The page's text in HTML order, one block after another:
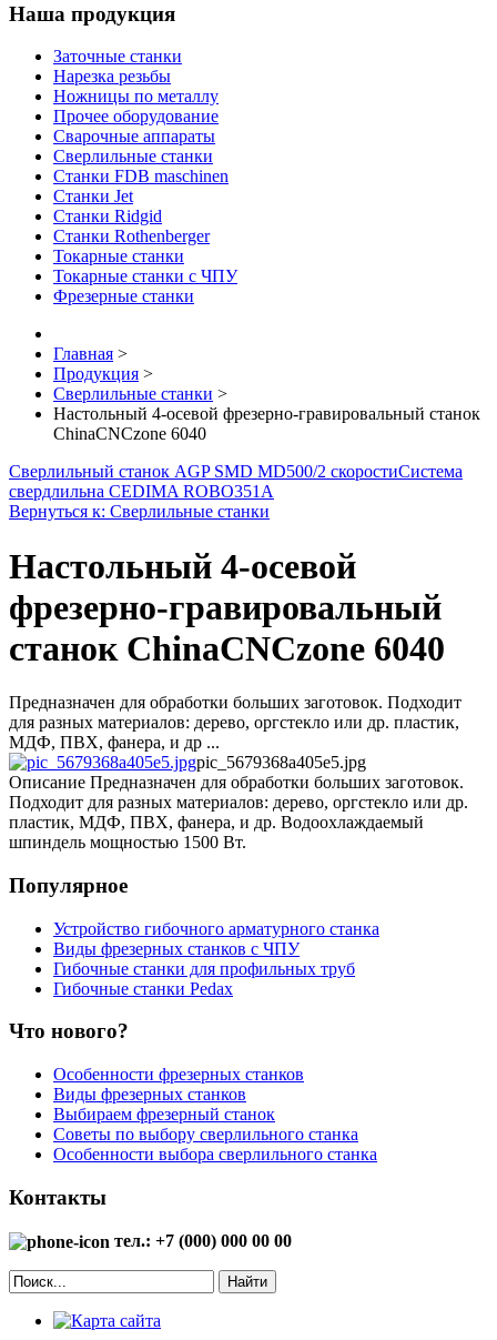
Наша продукция
Заточные станки
Нарезка резьбы
Ножницы по металлу
Прочее оборудование
Сварочные аппараты
Сверлильные станки
Станки FDB maschinen
Станки Jet
Станки Ridgid
Станки Rothenberger
Токарные станки
Токарные станки с ЧПУ
Фрезерные станки
Главная >
Продукция >
Сверлильные станки >
Настольный 4-осевой фрезерно-гравировальный станок
ChinaCNCzone 6040
Сверлильный станок AGP SMD MD500/2 скоростиСистема
свердлильна CEDIMA ROBO351A
Вернуться к: Сверлильные станки
Настольный 4-осевой
фрезерно-гравировальный
станок ChinaCNCzone 6040
Предназначен для обработки больших заготовок. Подходит
для разных материалов: дерево, оргстекло или др. пластик,
МДФ, ПВХ, фанера, и др ...
pic_5679368a405e5.jpg
Описание Предназначен для обработки больших заготовок.
Подходит для разных материалов: дерево, оргстекло или др.
пластик, МДФ, ПВХ, фанера, и др. Водоохлаждаемый
шпиндель мощностью 1500 Вт.
Популярное
Устройство гибочного арматурного станка
Виды фрезерных станков с ЧПУ
Гибочные станки для профильных труб
Гибочные станки Pedax
Что нового?
Особенности фрезерных станков
Виды фрезерных станков
Выбираем фрезерный станок
Советы по выбору сверлильного станка
Особенности выбора сверлильного станка
Контакты
тел.: +7 (000) 000 00 00
Найти